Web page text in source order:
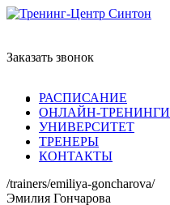
Заказать звонок
РАСПИСАНИЕ
ОНЛАЙН-ТРЕНИНГИ
УНИВЕРСИТЕТ
ТРЕНЕРЫ
КОНТАКТЫ
/trainers/emiliya-goncharova/
Эмилия Гончарова